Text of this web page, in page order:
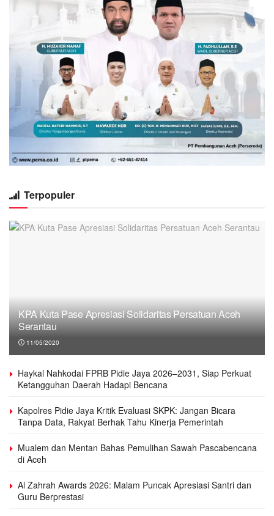
Terpopuler
KPA Kuta Pase Apresiasi Solidaritas Persatuan Aceh
Serantau
11/05/2020
Haykal Nahkodai FPRB Pidie Jaya 2026–2031, Siap Perkuat
Ketangguhan Daerah Hadapi Bencana
Kapolres Pidie Jaya Kritik Evaluasi SKPK: Jangan Bicara
Tanpa Data, Rakyat Berhak Tahu Kinerja Pemerintah
Mualem dan Mentan Bahas Pemulihan Sawah Pascabencana
di Aceh
Al Zahrah Awards 2026: Malam Puncak Apresiasi Santri dan
Guru Berprestasi